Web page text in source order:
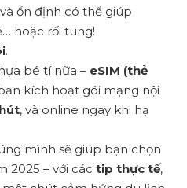
ổn định có thể giúp
hoặc rối tung!
.
bé tí nữa – eSIM (thẻ
kích hoạt gói mạng nội
, và online ngay khi hạ
mình sẽ giúp bạn chọn
2025 – với các tip thực tế,